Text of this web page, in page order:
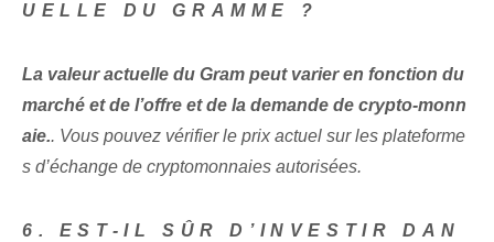
UELLE DU GRAMME ?
La valeur actuelle du Gram peut varier en fonction du
marché et de l’offre et de la demande de crypto-monn
aie.. Vous pouvez vérifier le prix actuel sur les plateforme
s d’échange de cryptomonnaies autorisées.
6. EST-IL SÛR D’INVESTIR DAN